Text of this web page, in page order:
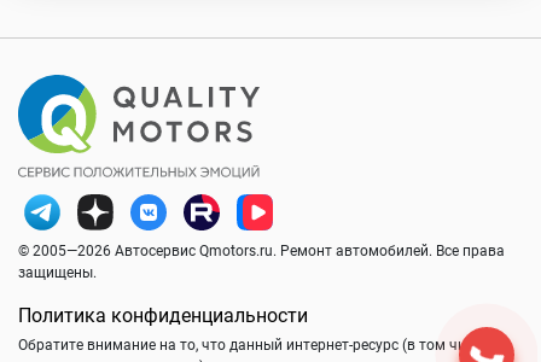
© 2005—2026 Автосервис Qmotors.ru. Ремонт автомобилей. Все права
защищены.
Политика конфиденциальности
Обратите внимание на то, что данный интернет-ресурс (в том числе